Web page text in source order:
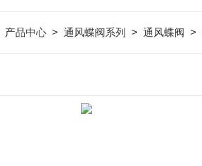
产品中心> 通风蝶阀系列 > 通风蝶阀 >